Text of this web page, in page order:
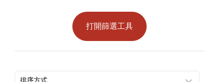
打開篩選工具